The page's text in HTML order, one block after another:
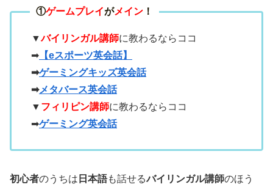
①ゲームプレイがメイン ！
▼バイリンガル講師に教わるならココ
➡ 【eスポーツ英会話】
➡ゲーミングキッズ英会話
➡メタバース英会話
▼ フィリピン講師に教わるならココ
➡ゲーミング英会話
初心者のうちは 日本語も話せるバイリンガル講師のほう